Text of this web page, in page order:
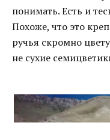
понимать. Есть и
Похоже, что это
ручья скромно
не сухие